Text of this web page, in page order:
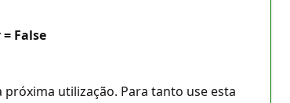
False
utilização. Para tanto use esta